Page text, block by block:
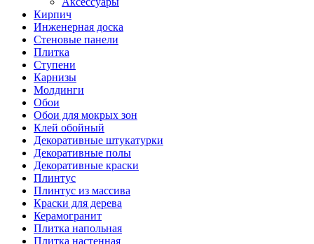
Кирпич
Инженерная доска
Стеновые панели
Плитка
Ступени
Карнизы
Молдинги
Обои
Обои для мокрых зон
Клей обойный
Декоративные штукатурки
Декоративные полы
Декоративные краски
Плинтус
Плинтус из массива
Краски для дерева
Керамогранит
Плитка напольная
Плитка настенная